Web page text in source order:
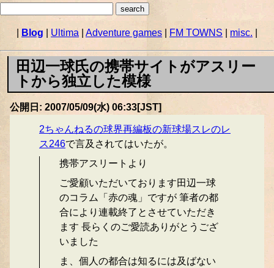
Blog Ultima Adventure games FM TOWNS| misc.
田辺一球氏の携帯サイトがアスリー
トから独立した模様
公開日: 2007/05/09(水) 06:33[JST]
2ちゃんねるの球界再編板の新球場スレのレ
ス246で言及されてはいたが。
携帯アスリートより
ご愛顧いただいております田辺一球
のコラム「赤の魂」ですが 筆者の都
合により連載終了とさせていただき
ます 長らくのご愛読ありがとうござ
いました
ま、個人の都合は知るには及ばない